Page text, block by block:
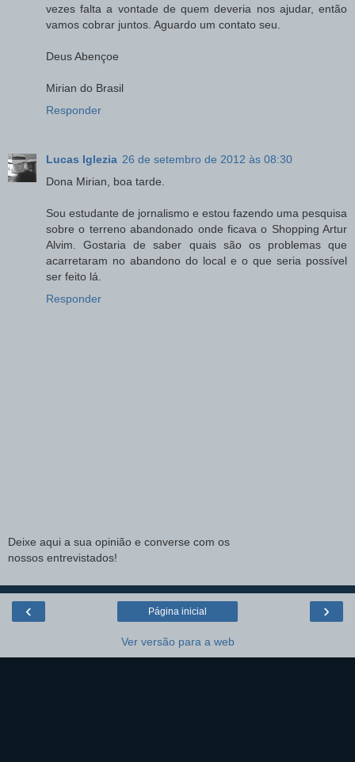
vezes falta a vontade de quem deveria nos ajudar, então
vamos cobrar juntos. Aguardo um contato seu.
Deus Abençoe
Mirian do Brasil
Responder
Lucas Iglezia 26 de setembro de 2012 às 08:30
Dona Mirian, boa tarde.
Sou estudante de jornalismo e estou fazendo uma pesquisa
sobre o terreno abandonado onde ficava o Shopping Artur
Alvim. Gostaria de saber quais são os problemas que
acarretaram no abandono do local e o que seria possível
ser feito lá.
Responder
Deixe aqui a sua opinião e converse com os
nossos entrevistados!
‹ ›
Página inicial
Ver versão para a web